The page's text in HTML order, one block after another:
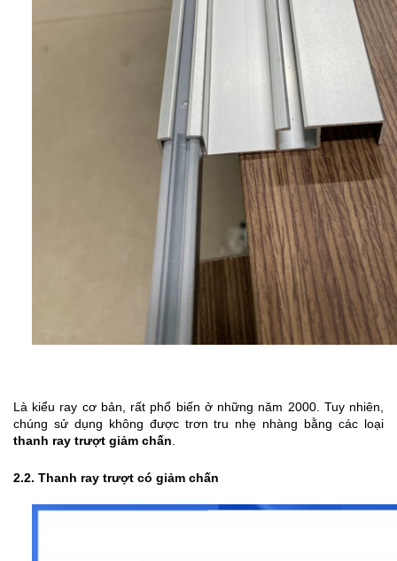
Là kiểu ray cơ bản, rất phổ biến ở những năm 2000. Tuy nhiên,
thanh ray trượt giảm chấn
2.2. Thanh ray trượt có giảm chấn